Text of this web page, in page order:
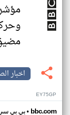
اخبار
EY75GP
بي بي• bbc.com